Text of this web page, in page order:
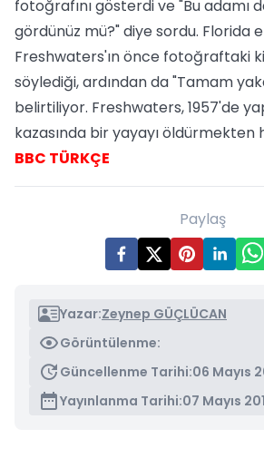
fotoğrafını gösterdi ve "Bu adamı
gördünüz mü?" diye sordu. Florida
Freshwaters'ın önce fotoğraftaki
söylediği, ardından da "Tamam
belirtiliyor. Freshwaters, 1957'de
kazasında bir yayayı öldürmekten
BBC TÜRKÇE
Paylaş
Yazar:Zeynep GÜÇLÜCAN
Görüntülenme:
Güncellenme Tarihi:06 Mayıs
Yayınlanma Tarihi:07 Mayıs